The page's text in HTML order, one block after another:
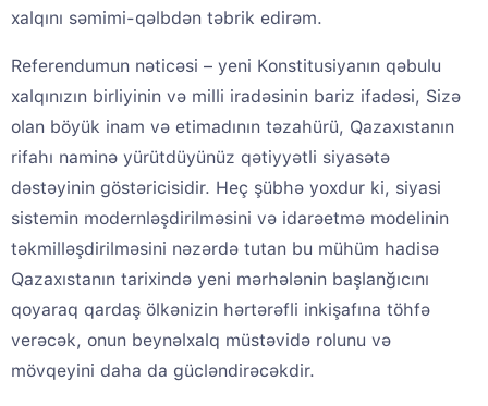
xalqını səmimi-qəlbdən təbrik edirəm.
Referendumun nəticəsi – yeni Konstitusiyanın qəbulu
xalqınızın birliyinin və milli iradəsinin bariz ifadəsi, Sizə
olan böyük inam və etimadının təzahürü, Qazaxıstanın
rifahı naminə yürütdüyünüz qətiyyətli siyasətə
dəstəyinin göstəricisidir. Heç şübhə yoxdur ki, siyasi
sistemin modernləşdirilməsini və idarəetmə modelinin
təkmilləşdirilməsini nəzərdə tutan bu mühüm hadisə
Qazaxıstanın tarixində yeni mərhələnin başlanğıcını
qoyaraq qardaş ölkənizin hərtərəfli inkişafına töhfə
verəcək, onun beynəlxalq müstəvidə rolunu və
mövqeyini daha da gücləndirəcəkdir.